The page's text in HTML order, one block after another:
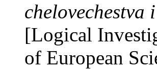
[Logical
of European